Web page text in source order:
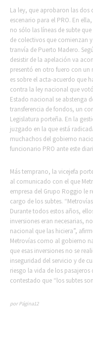
La ley, que aprobaron las
escenario para el PRO. En
no sólo las líneas de subte
de colectivos que comienzan
tranvía de Puerto Madero.
desistir de la apelación va
presentó en otro fuero con un
es sobre el acta-acuerdo que
contra la ley nacional que
Estado nacional se abstenga
transferencia de fondos, un
Legislatura porteña. En la
juzgado en la que está
muchachos del gobierno
funcionario PRO ante este
Más temprano, la vicejefa
al comunicado con el que
empresa del Grupo Roggio le
cargo de los subtes.
Durante todos estos años,
inversiones eran necesarias,
nacional que las hiciera”,
Metrovías como al gobierno
que esas inversiones no se
inseguridad del servicio y de
riesgo la vida de los pasajeros
contestado que “los subtes
por Página12